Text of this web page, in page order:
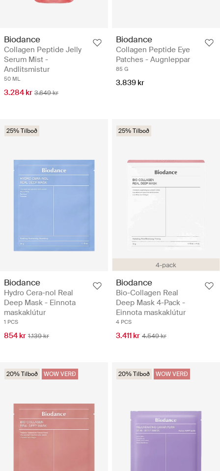
Biodance
Collagen Peptide Jelly
Serum Mist -
Andlitsmistur
50 ML
3.284 kr 3.649 kr
Biodance
Collagen Peptide Eye
Patches - Augnleppar
85 G
3.839 kr
25% Tilboð
Biodance
Hydro Cera-nol Real
Deep Mask - Einnota
maskaklútur
1 PCS
854 kr 1.139 kr
4-pack
25% Tilboð
Biodance
Bio-Collagen Real
Deep Mask 4-Pack -
Einnota maskaklútur
4 PCS
3.411 kr 4.549 kr
20% Tilboð WOW VERÐ 20% Tilboð WOW VERÐ